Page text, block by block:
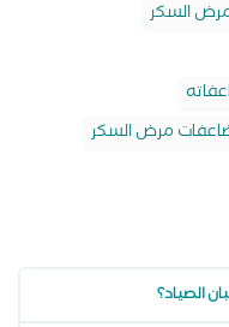
السكر
مرض السكر
الصياد؟